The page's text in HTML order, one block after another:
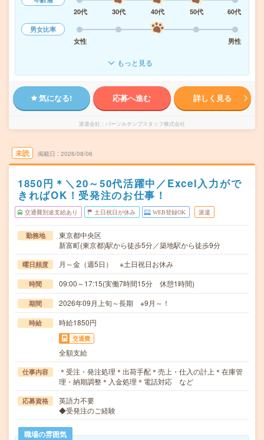
20代
30代 40代 50代
60代
男女比率
女性
男性
もっと見る
気になる! 応募へ進む 詳しく見る
派遣会社 パーソルテンプスタッフ株式会社
未読 掲載日 2026/08/06
1850円＊＼20～50代活躍中／Excel入力がで
きればOK！受発注のお仕事！
交通費別途支給あり 土日祝日が休み WEB登録OK 派遣
勤務地
東京都中央区
新富町(東京都)駅から徒歩5分／築地駅から徒歩9分
曜日頻度 月～金（週5日） ※土日祝日お休み
時間 09:00～17:15(実働7時間15分 休憩1時間)
期間 2026年09月上旬～長期 ※9月～！
時給 時給1850円
交通費
全額支給
仕事内容
＊受注・発注処理＊出荷手配＊売上・仕入の計上＊在庫管
理・納期調整＊入金処理＊電話対応 など
応募資格
英語力不要
◆受発注のご経験
職場の雰囲気